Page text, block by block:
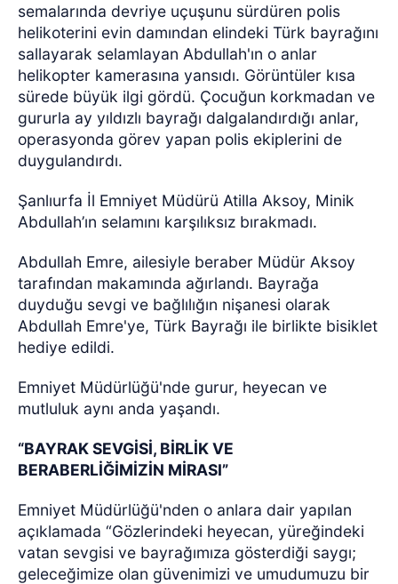
semalarında devriye uçuşunu sürdüren polis
helikoterini evin damından elindeki Türk bayrağını
sallayarak selamlayan Abdullah'ın o anlar
helikopter kamerasına yansıdı. Görüntüler kısa
sürede büyük ilgi gördü. Çocuğun korkmadan ve
gururla ay yıldızlı bayrağı dalgalandırdığı anlar,
operasyonda görev yapan polis ekiplerini de
duygulandırdı.
Şanlıurfa İl Emniyet Müdürü Atilla Aksoy, Minik
Abdullah’ın selamını karşılıksız bırakmadı.
Abdullah Emre, ailesiyle beraber Müdür Aksoy
tarafından makamında ağırlandı. Bayrağa
duyduğu sevgi ve bağlılığın nişanesi olarak
Abdullah Emre'ye, Türk Bayrağı ile birlikte bisiklet
hediye edildi.
Emniyet Müdürlüğü'nde gurur, heyecan ve
mutluluk aynı anda yaşandı.
“BAYRAK SEVGİSİ, BİRLİK VE
BERABERLİĞİMİZİN MİRASI”
Emniyet Müdürlüğü'nden o anlara dair yapılan
açıklamada “Gözlerindeki heyecan, yüreğindeki
vatan sevgisi ve bayrağımıza gösterdiği saygı;
geleceğimize olan güvenimizi ve umudumuzu bir